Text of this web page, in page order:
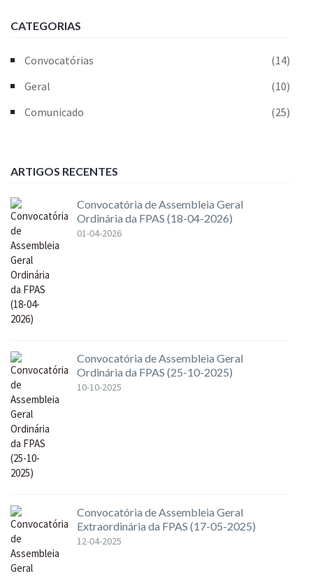
CATEGORIAS
Convocatórias
(14)
Geral
(10)
Comunicado
(25)
ARTIGOS RECENTES
Convocatória de Assembleia Geral
Ordinária da FPAS (18-04-2026)
01-04-2026
Convocatória de Assembleia Geral
Ordinária da FPAS (25-10-2025)
10-10-2025
Convocatória de Assembleia Geral
Extraordinária da FPAS (17-05-2025)
12-04-2025